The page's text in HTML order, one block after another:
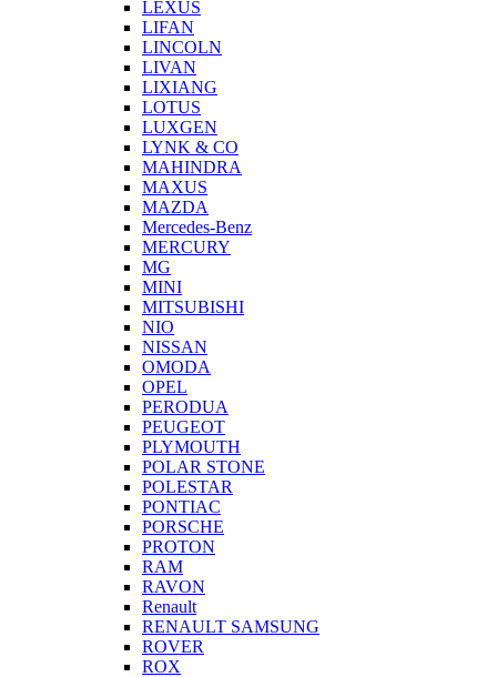
LEXUS
LIFAN
LINCOLN
LIVAN
LIXIANG
LOTUS
LUXGEN
LYNK & CO
MAHINDRA
MAXUS
MAZDA
Mercedes-Benz
MERCURY
MG
MINI
MITSUBISHI
NIO
NISSAN
OMODA
OPEL
PERODUA
PEUGEOT
PLYMOUTH
POLAR STONE
POLESTAR
PONTIAC
PORSCHE
PROTON
RAM
RAVON
Renault
RENAULT SAMSUNG
ROVER
ROX